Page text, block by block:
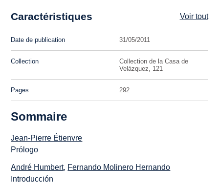
Caractéristiques Voir tout
Date de publication 31/05/2011
Collection
Collection de la Casa de
Velázquez, 121
Pages 292
Sommaire
Jean-Pierre Étienvre
Prólogo
André Humbert, Fernando Molinero Hernando
Introducción